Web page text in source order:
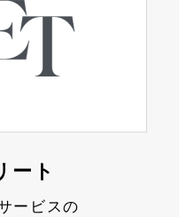
ート
ービスの